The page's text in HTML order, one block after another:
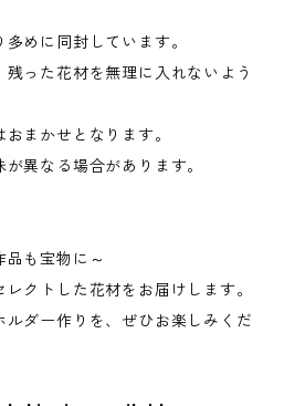
めに同封しています。
った花材を無理に入れないよう
まかせとなります。
異なる場合があります。
品も宝物に～
クトした花材をお届けします。
ダー作りを、ぜひお楽しみくだ